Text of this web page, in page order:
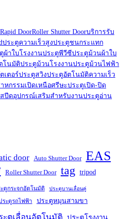
Rapid DoorRoller Shutter Doorบริการรับ
ประตูความเร็วสูงประตูชนกระแทก
ผ้าใบโรงงานประตูพีวีซีประตูม้วนผ้าใบ
โนมัติประตูม้วนโรงงานประตูม้วนไฟฟ้า
เตอร์ประตูสวิงประตูอัตโนมัติความเร็ว
หกรรมเปิดเหนือศรีษะประตูเปิด-ปิด
ปีดอุปกรณ์เสริมสำหรับงานประตูอ่าน
door Auto Shutter Door EAS
Roller Shutter Door tag tripod
ตูกระจกอัตโนมัติ ประตูบานเลื่อนคู่
ระตูรถไฟฟ้า ประตูหมุนสามขา